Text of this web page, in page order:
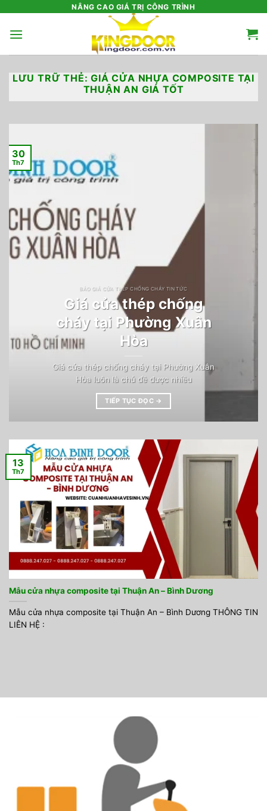
nội
NÂNG CAO GIÁ TRỊ CÔNG TRÌNH
LƯU TRỮ THẺ:GIÁ CỬA NHỰA COMPOSITE TẠI
THUẬN AN GIÁ TỐT
BÁO GIÁ CỬA THÉP CHỐNG CHÁY TIN TỨC
Giá cửa thép chống
cháy tại Phường Xuân
Hòa
Giá cửa thép chống cháy tại Phường Xuân
Hòa luôn là chủ đề được nhiều
TIẾP TỤC ĐỌC →
30
Th7
Mẫu cửa nhựa composite tại Thuận An – Bình Dương
Mẫu cửa nhựa composite tại Thuận An – Bình Dương THÔNG TIN
LIÊN HỆ :
13
Th7